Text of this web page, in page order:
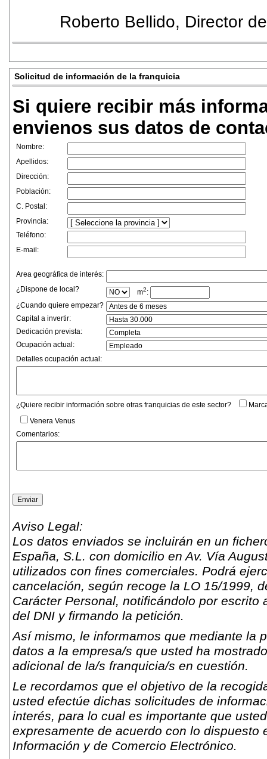
Roberto Bellido, Director
Solicitud de información de la franquicia
Si quiere recibir más
envienos sus datos de
Nombre:
Apellidos:
Dirección:
Población:
C. Postal:
Provincia:
Teléfono:
E-mail:
Area geográfica de interés:
¿Dispone de local?
m2:
¿Cuando quiere empezar?
Capital a invertir:
Dedicación prevista:
Ocupación actual:
Detalles ocupación actual:
¿Quiere recibir información sobre otras franquicias de este sector?
Venera Venus
Comentarios:
Aviso Legal:
Los datos enviados se incluirán en un
España, S.L. con domicilio en Av. Vía
utilizados con fines comerciales. Podrá
cancelación, según recoge la LO 15/1999,
Carácter Personal, notificándolo por
del DNI y firmando la petición.
Así mismo, le informamos que mediante la
datos a la empresa/s que usted ha
adicional de la/s franquicia/s en cuestión.
Le recordamos que el objetivo de la
usted efectúe dichas solicitudes de
interés, para lo cual es importante que
expresamente de acuerdo con lo
Información y de Comercio Electrónico.